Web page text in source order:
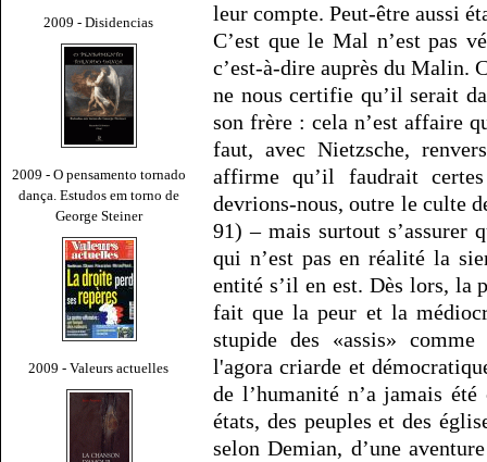
2009 - Disidencias
2009 - O pensamento tornado
dança. Estudos em torno de
George Steiner
2009 - Valeurs actuelles
leur compte. Peut-être aussi
C’est que le Mal n’est pas
c’est-à-dire auprès du Malin.
ne nous certifie qu’il serait
son frère : cela n’est affaire
faut, avec Nietzsche,
affirme qu’il faudrait
devrions-nous, outre le culte
91) – mais surtout s’assurer
qui n’est pas en réalité la
entité s’il en est. Dès lors, la
fait que la peur et la
stupide des «assis»
l'agora criarde et
de l’humanité n’a jamais
états, des peuples et des
selon Demian, d’une